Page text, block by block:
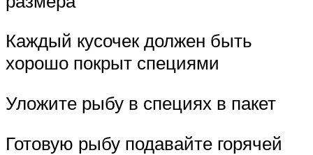
Каждый кусочек должен быть
хорошо покрыт специями
Уложите рыбу в специях в пакет
Готовую рыбу подавайте горячей